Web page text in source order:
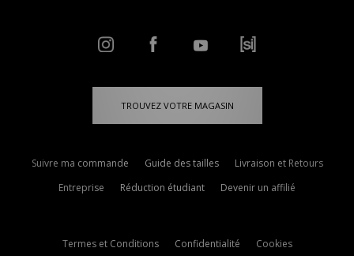
TROUVEZ VOTRE MAGASIN
Suivre ma commande Guide des tailles
Livraison et Retours
Entreprise
Réduction étudiant Devenir un affilié
Termes et Conditions Confidentialité
Cookies